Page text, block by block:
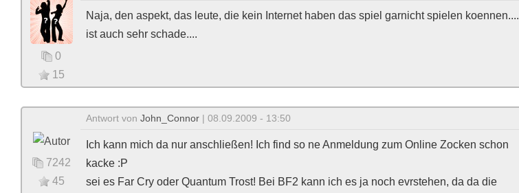
0
15
Naja, den aspekt, das leute, die kein Internet haben das spiel garnicht spielen koennen....
ist auch sehr schade....
7242
45
Antwort von John_Connor | 08.09.2009 - 13:50
Ich kann mich da nur anschließen! Ich find so ne Anmeldung zum Online Zocken schon
kacke :P
sei es Far Cry oder Quantum Trost! Bei BF2 kann ich es ja noch evrstehen, da da die